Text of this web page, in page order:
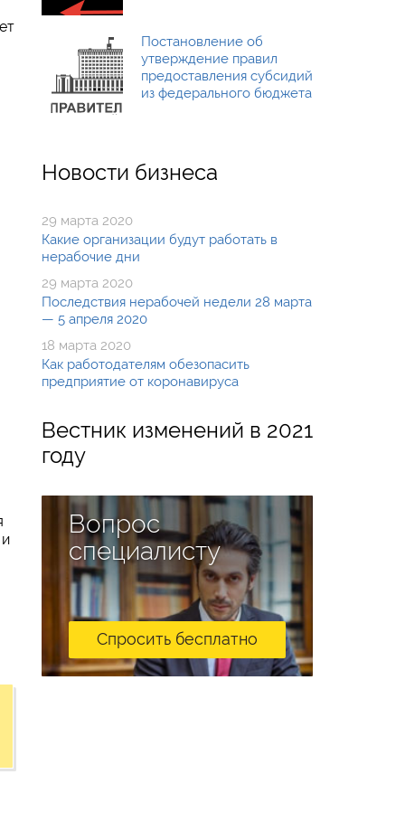
Постановление об
утверждение правил
предоставления субсидий
из федерального бюджета
Новости бизнеса
29 марта 2020
Какие организации будут работать в
нерабочие дни
29 марта 2020
Последствия нерабочей недели 28 марта
— 5 апреля 2020
18 марта 2020
Как работодателям обезопасить
предприятие от коронавируса
Вестник изменений в 2021
году
Вопрос
специалисту
Спросить бесплатно